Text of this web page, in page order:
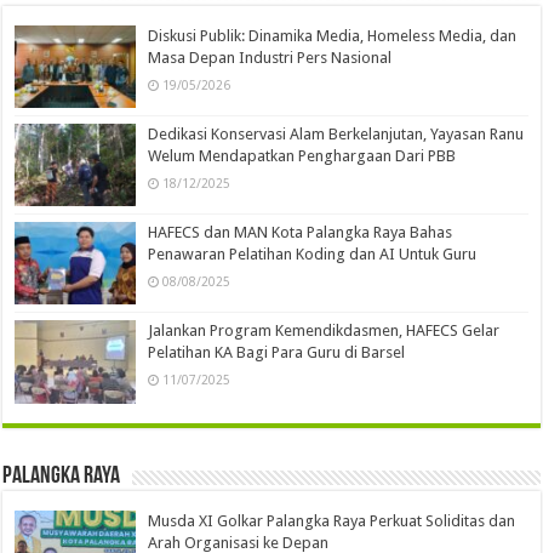
Diskusi Publik: Dinamika Media, Homeless Media, dan
Masa Depan Industri Pers Nasional
19/05/2026
Dedikasi Konservasi Alam Berkelanjutan, Yayasan Ranu
Welum Mendapatkan Penghargaan Dari PBB
18/12/2025
HAFECS dan MAN Kota Palangka Raya Bahas
Penawaran Pelatihan Koding dan AI Untuk Guru
08/08/2025
Jalankan Program Kemendikdasmen, HAFECS Gelar
Pelatihan KA Bagi Para Guru di Barsel
11/07/2025
Palangka Raya
Musda XI Golkar Palangka Raya Perkuat Soliditas dan
Arah Organisasi ke Depan